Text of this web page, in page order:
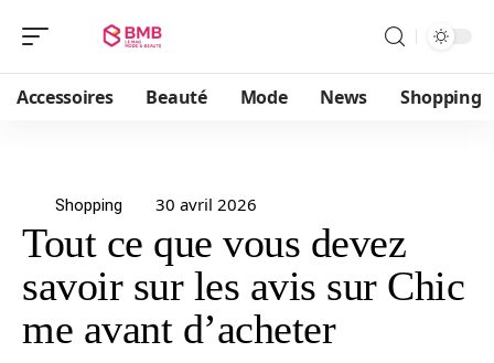
Accessoires Beauté Mode News Shopping
Shopping 30 avril 2026
Tout ce que vous devez
savoir sur les avis sur Chic
me avant d’acheter